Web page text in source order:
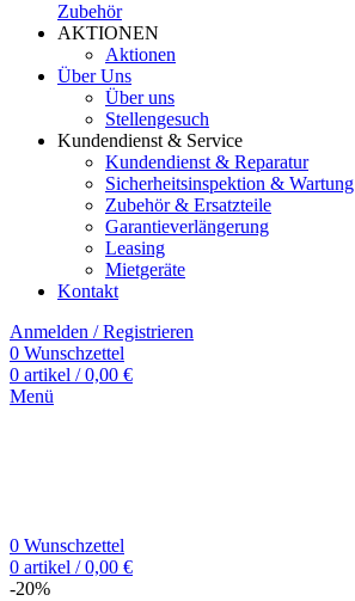
Zubehör
AKTIONEN
Aktionen
Über Uns
Über uns
Stellengesuch
Kundendienst & Service
Kundendienst & Reparatur
Sicherheitsinspektion & Wartung
Zubehör & Ersatzteile
Garantieverlängerung
Leasing
Mietgeräte
Kontakt
Anmelden / Registrieren
0 Wunschzettel
0 artikel / 0,00 €
Menü
0 Wunschzettel
0 artikel / 0,00 €
-20%